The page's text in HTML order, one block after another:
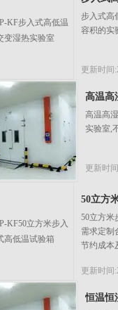
步入式高
容积的实
更新时间
高温高
高温高
实验室,
更新时
50立方
50立方米
需求定制
节约成本
更新时间
恒温恒